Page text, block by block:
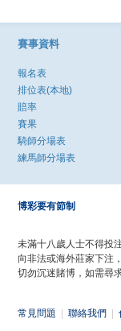
賽事資料
報名表
排位表(本地)
賠率
賽果
騎師分場表
練馬師分場表
博彩要有節制
未滿十八歲人士不得投
向非法或海外莊家下注
切勿沉迷賭博，如需尋
常見問題 聯絡我們